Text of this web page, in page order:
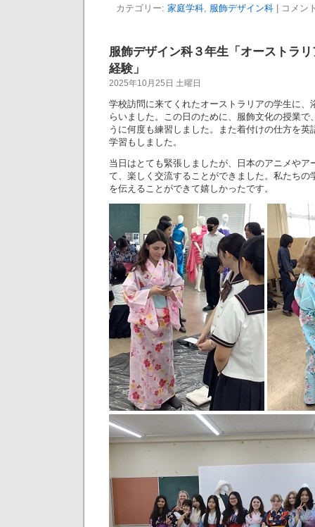
カテゴリー: 家庭学科, 服飾デザイン科 コメン
服飾デザイン科３年生「オーストラ
経験」
2025年10月25日 土曜日
学校訪問に来てくれたオーストラリアの学生に、
らいました。この日のために、服飾文化の授業で
うに何度も練習しました。また着付けの仕方を英
学習もしました。
当日はとても緊張しましたが、日本のアニメやア
て、楽しく交流することができました。私たちの
を伝えることができて嬉しかったです。